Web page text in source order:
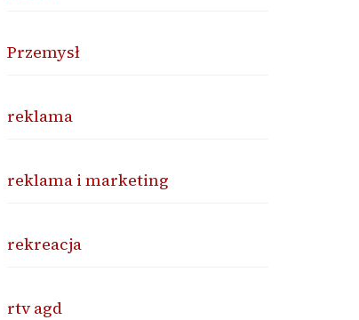
Przemysł
reklama
reklama i marketing
rekreacja
rtv agd